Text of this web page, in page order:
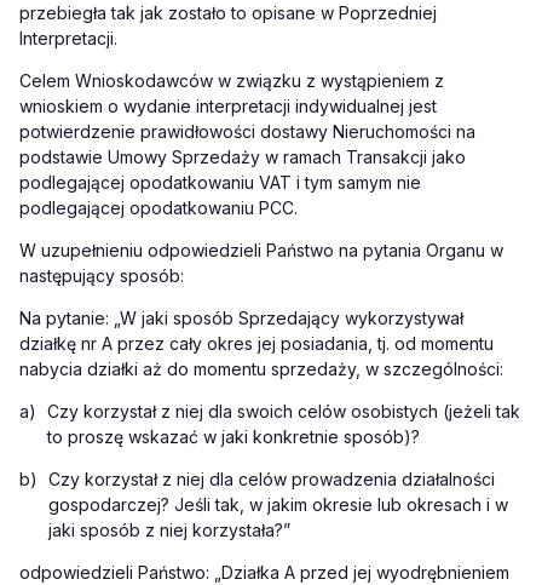
przebiegła tak jak zostało to opisane w Poprzedniej
Interpretacji.
Celem Wnioskodawców w związku z wystąpieniem z
wnioskiem o wydanie interpretacji indywidualnej jest
potwierdzenie prawidłowości dostawy Nieruchomości na
podstawie Umowy Sprzedaży w ramach Transakcji jako
podlegającej opodatkowaniu VAT i tym samym nie
podlegającej opodatkowaniu PCC.
W uzupełnieniu odpowiedzieli Państwo na pytania Organu w
następujący sposób:
Na pytanie: „W jaki sposób Sprzedający wykorzystywał
działkę nr A przez cały okres jej posiadania, tj. od momentu
nabycia działki aż do momentu sprzedaży, w szczególności:
a)
Czy korzystał z niej dla swoich celów osobistych (jeżeli tak
to proszę wskazać w jaki konkretnie sposób)?
b)
Czy korzystał z niej dla celów prowadzenia działalności
gospodarczej? Jeśli tak, w jakim okresie lub okresach i w
jaki sposób z niej korzystała?”
odpowiedzieli Państwo: „Działka A przed jej wyodrębnieniem